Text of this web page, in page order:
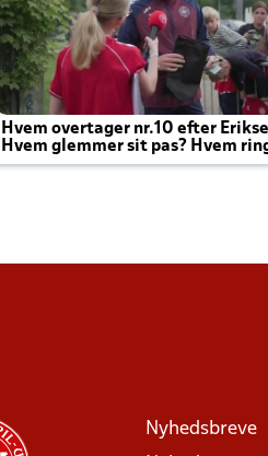
Hvem overtager nr.10 efter
Hvem glemmer sit pas? Hvem
Joachim altid til efter kampe?
Nyhedsbreve